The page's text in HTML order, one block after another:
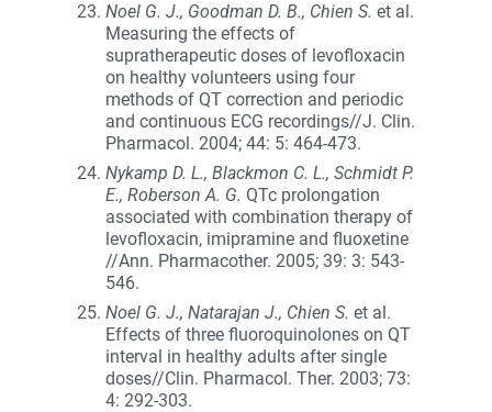
Noel G. J., Goodman D. B., Chien S. et al.
Measuring the effects of
supratherapeutic doses of levofloxacin
on healthy volunteers using four
methods of QT correction and periodic
and continuous ECG recordings//J. Clin.
Pharmacol. 2004; 44: 5: 464-473.
Nykamp D. L., Blackmon C. L., Schmidt P.
E., Roberson A. G. QTc prolongation
associated with combination therapy of
levofloxacin, imipramine and fluoxetine
//Ann. Pharmacother. 2005; 39: 3: 543-
546.
Noel G. J., Natarajan J., Chien S. et al.
Effects of three fluoroquinolones on QT
interval in healthy adults after single
doses//Clin. Pharmacol. Ther. 2003; 73:
4: 292-303.